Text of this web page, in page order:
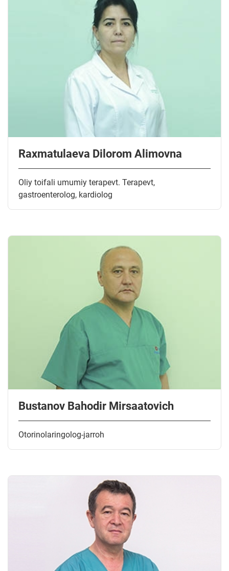
Raxmatulaeva Dilorom Alimovna
Oliy toifali umumiy terapevt. Terapevt,
gastroenterolog, kardiolog
Bustanov Bahodir Mirsaatovich
Otorinolaringolog-jarroh